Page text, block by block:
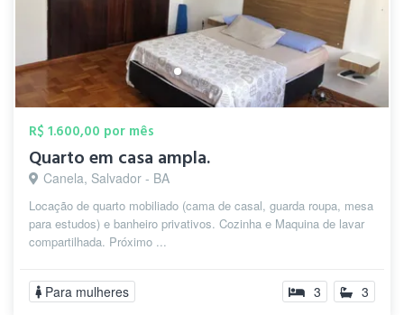
R$ 1.600,00 por mês
Quarto em casa ampla.
Canela, Salvador - BA
Locação de quarto mobiliado (cama de casal, guarda roupa, mesa
para estudos) e banheiro privativos. Cozinha e Maquina de lavar
compartilhada. Próximo ...
Para mulheres 3 3